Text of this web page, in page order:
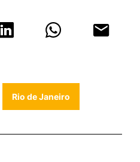
Rio de Janeiro